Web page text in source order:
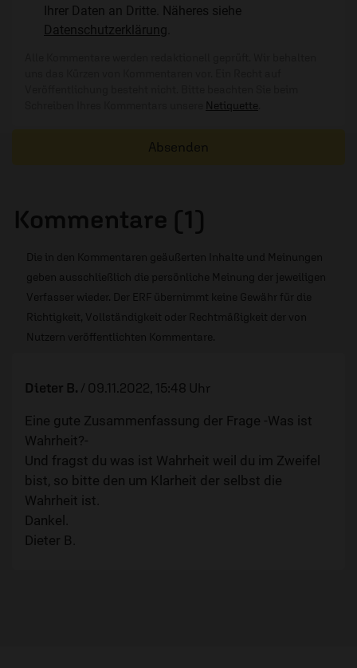
Ihrer Daten an Dritte. Näheres siehe
Datenschutzerklärung
Netiquette
Absenden
Kommentare (1)
Die in den Kommentaren geäußerten Inhalte und Meinungen
geben ausschließlich die persönliche Meinung der jeweiligen
Verfasser wieder. Der ERF übernimmt keine Gewähr für die
Richtigkeit, Vollständigkeit oder Rechtmäßigkeit der von
Nutzern veröffentlichten Kommentare.
Dieter B. / 09.11.2022, 15:48 Uhr
Eine gute Zusammenfassung der Frage -Was ist
Wahrheit?-
Und fragst du was ist Wahrheit weil du im Zweifel
bist, so bitte den um Klarheit der selbst die
Wahrheit ist.
Dankel.
Dieter B.